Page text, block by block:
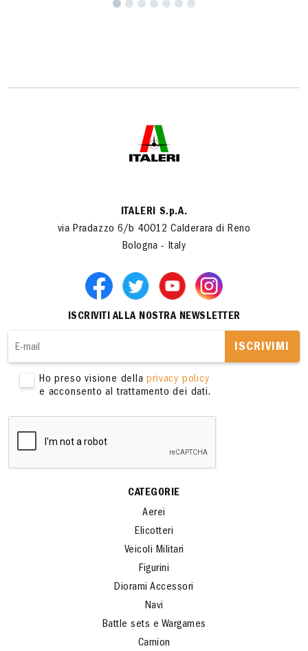
ITALERI S.p.A.
via Pradazzo 6/b 40012 Calderara di Reno
ISCRIVITI ALLA NOSTRA NEWSLETTER
ISCRIVIMI
Ho preso visione dellaprivacy policy
CATEGORIE
Aerei
Elicotteri
Veicoli Militari
Figurini
Diorami Accessori
Navi
Battle sets e Wargames